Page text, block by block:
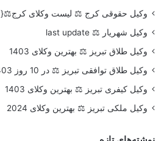
وکیل حقوقی کرج ⚖️ لیست وکلای کرج⚖️{1404}
وکیل شهریار ⚖️ last update
وکیل طلاق تبریز ⚖️ بهترین وکلای 1403
وکیل طلاق توافقی تبریز ⚖️ در 10 روز 1403 فوری
وکیل کیفری تبریز ⚖️ بهترین وکلای 1403
وکیل ملکی تبریز ⚖️ بهترین وکلای 2024